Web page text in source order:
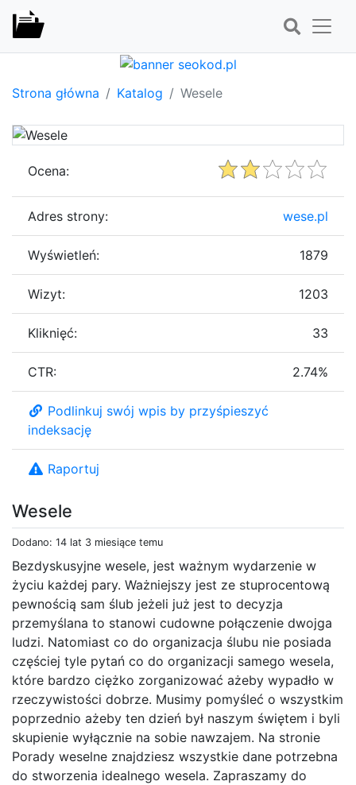
Strona główna Katalog Wesele
Wesele
Dodano: 14 lat 3 miesiące temu
Bezdyskusyjne wesele, jest ważnym wydarzenie w
życiu każdej pary. Ważniejszy jest ze stuprocentową
pewnością sam ślub jeżeli już jest to decyzja
przemyślana to stanowi cudowne połączenie dwojga
ludzi. Natomiast co do organizacja ślubu nie posiada
częściej tyle pytań co do organizacji samego wesela,
które bardzo ciężko zorganizować ażeby wypadło w
rzeczywistości dobrze. Musimy pomyśleć o wszystkim
poprzednio ażeby ten dzień był naszym świętem i byli
skupienie wyłącznie na sobie nawzajem. Na stronie
Porady weselne znajdziesz wszystkie dane potrzebna
do stworzenia idealnego wesela. Zapraszamy do
Ocena:
Adres strony: wese.pl
Wyświetleń: 1879
Wizyt: 1203
Kliknięć: 33
CTR: 2.74%
Podlinkuj swój wpis by przyśpieszyć
indeksację
Raportuj